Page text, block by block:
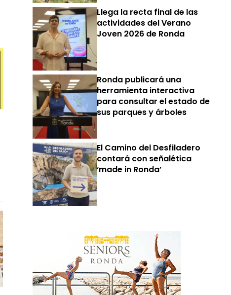
Llega la recta final de las
actividades del Verano
Joven 2026 de Ronda
Ronda publicará una
herramienta interactiva
para consultar el estado de
sus parques y árboles
El Camino del Desfiladero
contará con señalética
‘made in Ronda’